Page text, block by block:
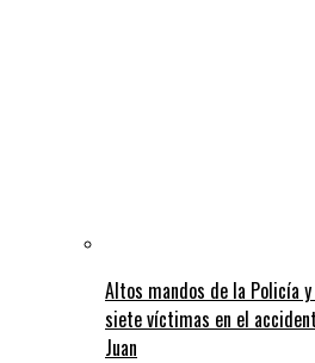
Altos mandos de la Policía
siete víctimas en el
Juan